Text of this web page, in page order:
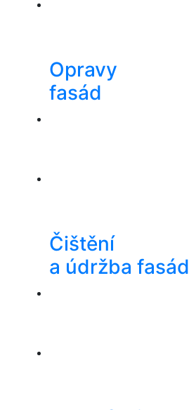
Opravy
fasád
Čištění
a údržba fasád